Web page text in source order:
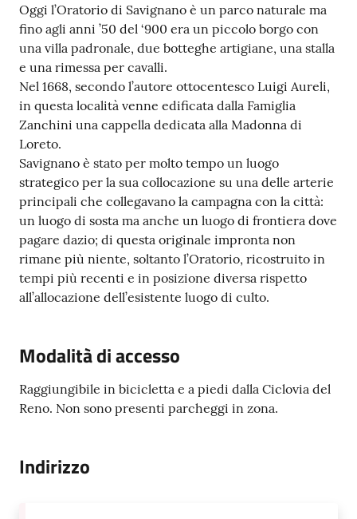
Oggi l’Oratorio di Savignano è un parco naturale ma
fino agli anni ’50 del ‘900 era un piccolo borgo con
una villa padronale, due botteghe artigiane, una stalla
e una rimessa per cavalli.
Nel 1668, secondo l’autore ottocentesco Luigi Aureli,
in questa località venne edificata dalla Famiglia
Zanchini una cappella dedicata alla Madonna di
Loreto.
Savignano è stato per molto tempo un luogo
strategico per la sua collocazione su una delle arterie
principali che collegavano la campagna con la città:
un luogo di sosta ma anche un luogo di frontiera dove
pagare dazio; di questa originale impronta non
rimane più niente, soltanto l’Oratorio, ricostruito in
tempi più recenti e in posizione diversa rispetto
all’allocazione dell’esistente luogo di culto.
Modalità di accesso
Raggiungibile in bicicletta e a piedi dalla Ciclovia del
Reno. Non sono presenti parcheggi in zona.
Indirizzo